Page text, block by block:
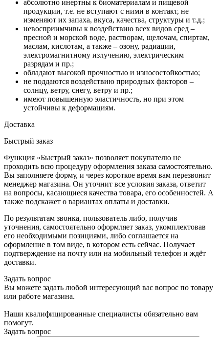
абсолютно инертны к биоматериалам и пищевой
продукции, т.е. не вступают с ними в контакт, не
изменяют их запаха, вкуса, качества, структуры и т.д.;
невосприимчивы к воздействию всех видов сред –
пресной и морской воде, растворам, щелочам, спиртам,
маслам, кислотам, а также – озону, радиации,
электромагнитному излучению, электрическим
разрядам и пр.;
обладают высокой прочностью и износостойкостью;
не поддаются воздействию природных факторов –
солнцу, ветру, снегу, ветру и пр.;
имеют повышенную эластичность, но при этом
устойчивы к деформациям.
Доставка
Быстрый заказ
Функция «Быстрый заказ» позволяет покупателю не
проходить всю процедуру оформления заказа самостоятельно.
Вы заполняете форму, и через короткое время вам перезвонит
менеджер магазина. Он уточнит все условия заказа, ответит
на вопросы, касающиеся качества товара, его особенностей. А
также подскажет о вариантах оплаты и доставки.
По результатам звонка, пользователь либо, получив
уточнения, самостоятельно оформляет заказ, укомплектовав
его необходимыми позициями, либо соглашается на
оформление в том виде, в котором есть сейчас. Получает
подтверждение на почту или на мобильный телефон и ждёт
доставки.
Задать вопрос
Вы можете задать любой интересующий вас вопрос по товару
или работе магазина.
Наши квалифицированные специалисты обязательно вам
помогут.
Задать вопрос